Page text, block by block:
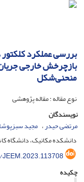
بررسی عملکرد
بازچرخش خارجی
منحنی‌شکل
نوع مقاله : مقاله پژوهشی
نویسندگان
مرتضی حیدر مجید
دانشکده مکانیک، دانشگاه
چکیده